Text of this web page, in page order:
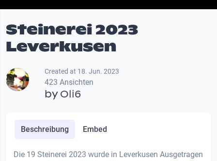
Steinerei 2023
Leverkusen
Created at 18. Jun. 2023
423 Ansichten
byOli6
Beschreibung Embed
Die 19 Steinerei 2023 wurde in Leverkusen Ausgetragen